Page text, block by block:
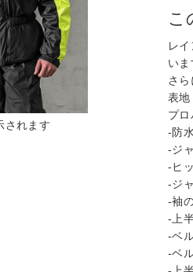
こ
レ
い
さ
表地
プ
-防
-ジ
-ヒ
-ジ
-袖
-上
-ベ
-ベ